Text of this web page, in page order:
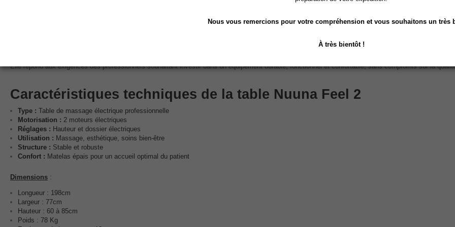
Elle répond aux exigences des professionnels souhaitant investir dans un équipement durable, fonctionnel et confortable, sans compromis sur la
Caractéristiques techniques de la table Nuuna Feel 2
Type : Table de massage électrique professionnelle
Motorisation : 2 moteurs électriques
Réglages : Hauteur et dossier électriques
Utilisation : Massage, esthétique, soins bien-être
Structure : Stable et robuste
Confort : Matelas épais pour un accueil optimal du patient
Dimensions :
Longueur : 198cm
Largeur : 77cm
Hauteur : 60 à 85cm
Poids : 78 Kg
Nous vous remercions pour votre compréhension et vous souhaitons un très
À très bientôt !